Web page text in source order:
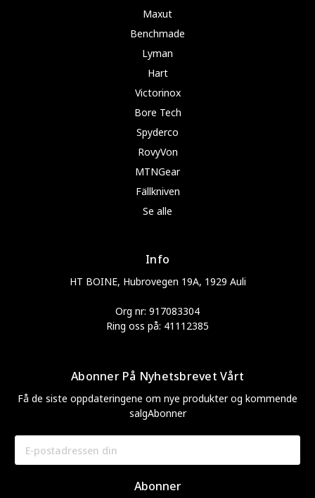
Maxut
Benchmade
Lyman
Hart
Victorinox
Bore Tech
Spyderco
RovyVon
MTNGear
Fällkniven
Se alle
Info
HT BOINE, Hubrovegen 19A, 1929 Auli
Org nr: 917083304
Ring oss på: 41112385
Abonner På Nyhetsbrevet Vårt
Få de siste oppdateringene om nye produkter og kommende
salgAbonner
postadresse